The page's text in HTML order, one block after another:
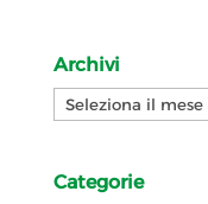
Archivi
Archivi
Categorie